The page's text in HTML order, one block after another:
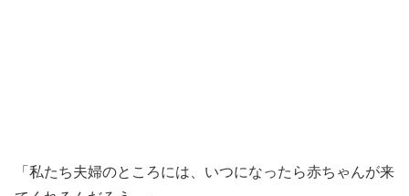
「私たち夫婦のところには、いつになったら赤ちゃんが来